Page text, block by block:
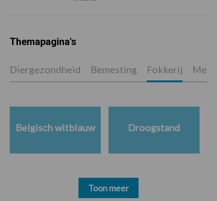
Themapagina's
Diergezondheid Bemesting Fokkerij
Belgisch witblauw Droogstand
Toon meer